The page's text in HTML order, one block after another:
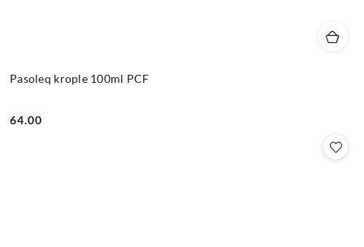
Pasoleq krople 100ml PCF
Cena:
64.00